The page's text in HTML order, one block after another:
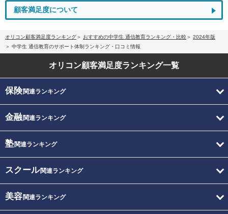
顧客満足度について
オリコン顧客満足度ランキング おすすめの中学生 通信教育ランキング・比較
2024年版
中学生 通信教育のサポート体制ランキング・口コミ情報
オリコン顧客満足度ランキング一覧
保険関連ランキング
金融関連ランキング
塾関連ランキング
スクール関連ランキング
美容関連ランキング